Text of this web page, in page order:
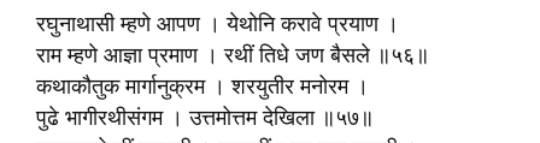
रघुनाथासी म्हणे आपण । येथोनि करावे प्रयाण ।
राम म्हणे आज्ञा प्रमाण । रथीं तिधे जण बैसले ॥५६॥
कथाकौतुक मार्गानुक्रम । शरयुतीर मनोरम ।
पुढे भागीरथीसंगम । उत्तमोत्तम देखिला ॥५७॥